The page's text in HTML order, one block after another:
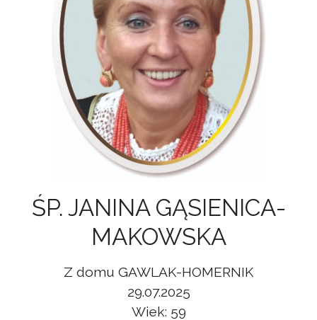
ŚP. JANINA GĄSIENICA-
MAKOWSKA
Z domu GAWLAK-HOMERNIK
29.07.2025
Wiek: 59